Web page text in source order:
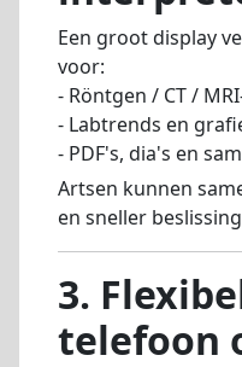
Een groot display
voor:
- Röntgen / CT /
- Labtrends en
- PDF's, dia's en
Artsen kunnen
en sneller
3.
telefoon